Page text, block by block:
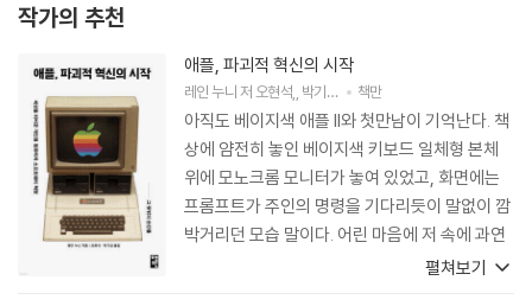
작가의 추천
애플, 파괴적 혁신의 시작
레인 누니저 오현석 박기성 역 책만
아직도 베이지색 애플 II와 첫만남이 기억난다. 책
상에 얌전히 놓인 베이지색 키보드 일체형 본체
위에 모노크롬 모니터가 놓여 있었고, 화면에는
프롬프트가 주인의 명령을 기다리듯이 말없이 깜
박거리던 모습 말이다. 어린 마음에 저 속에 과연
무엇이 숨어있길래 소리도 내고 그림도 그리고 게
펼쳐보기